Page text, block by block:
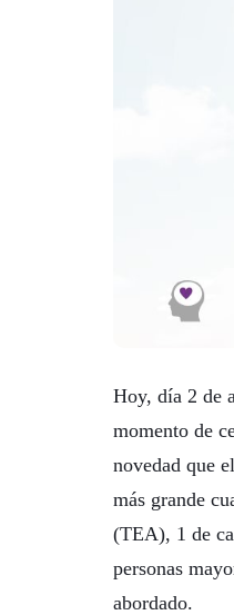
Hoy, día 2 de
momento de
novedad que
más grande
(TEA), 1 de
personas
abordado.